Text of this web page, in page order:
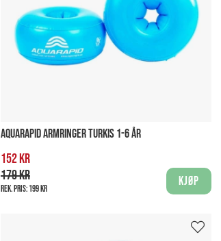
AQUARAPID ARMRINGER TURKIS 1-6 ÅR
152 kr
179 kr
Rek. pris:199 kr
Kjøp